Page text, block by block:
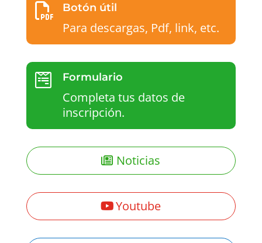
 Botón útil
Para descargas, Pdf, link, etc.
 Formulario
Completa tus datos de
inscripción.
Noticias
Youtube